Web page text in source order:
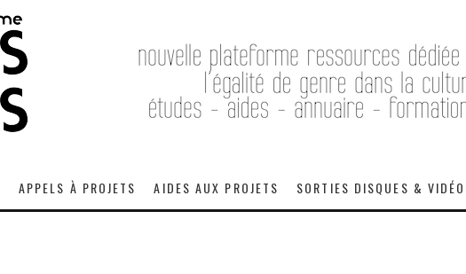
APPELS À PROJETS AIDES AUX PROJETS SORTIES DISQUES &